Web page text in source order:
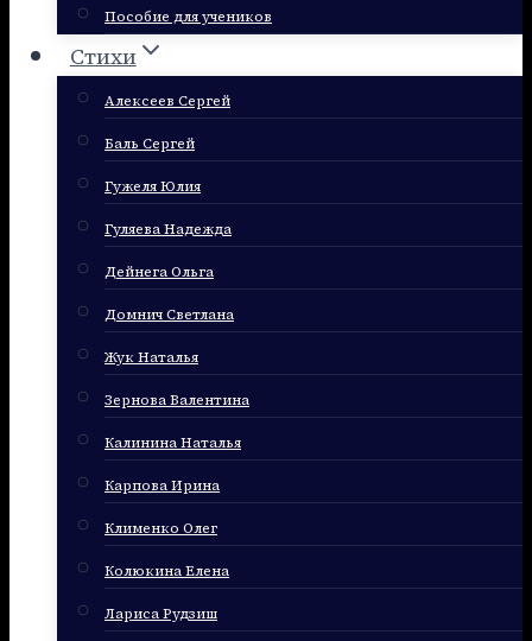
Пособие для учеников
Стихи
Алексеев Сергей
Баль Сергей
Гужеля Юлия
Гуляева Надежда
Дейнега Ольга
Домнич Светлана
Жук Наталья
Зернова Валентина
Калинина Наталья
Карпова Ирина
Клименко Олег
Колюкина Елена
Лариса Рудзиш